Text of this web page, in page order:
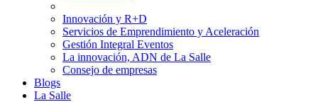
Innovación y R+D
Servicios de Emprendimiento y Aceleración
Gestión Integral Eventos
La innovación, ADN de La Salle
Consejo de empresas
Blogs
La Salle